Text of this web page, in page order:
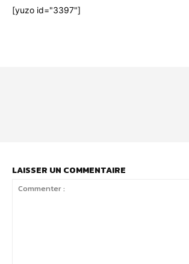
[yuzo id="3397"]
LAISSER UN COMMENTAIRE